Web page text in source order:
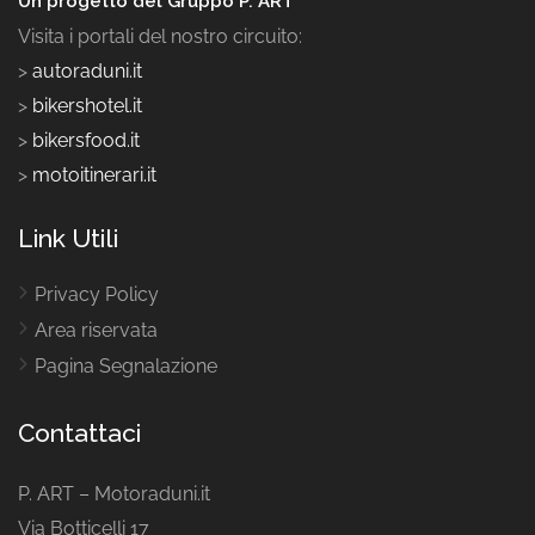
Visita i portali del nostro circuito:
> autoraduni.it
> bikershotel.it
> bikersfood.it
> motoitinerari.it
Link Utili
Privacy Policy
Area riservata
Pagina Segnalazione
Contattaci
P. ART – Motoraduni.it
Via Botticelli 17